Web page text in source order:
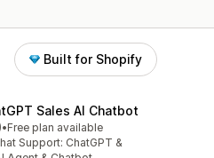
Built for Shopify
Sales AI Chatbot
5
totali
•Free plan available
Support: ChatGPT &